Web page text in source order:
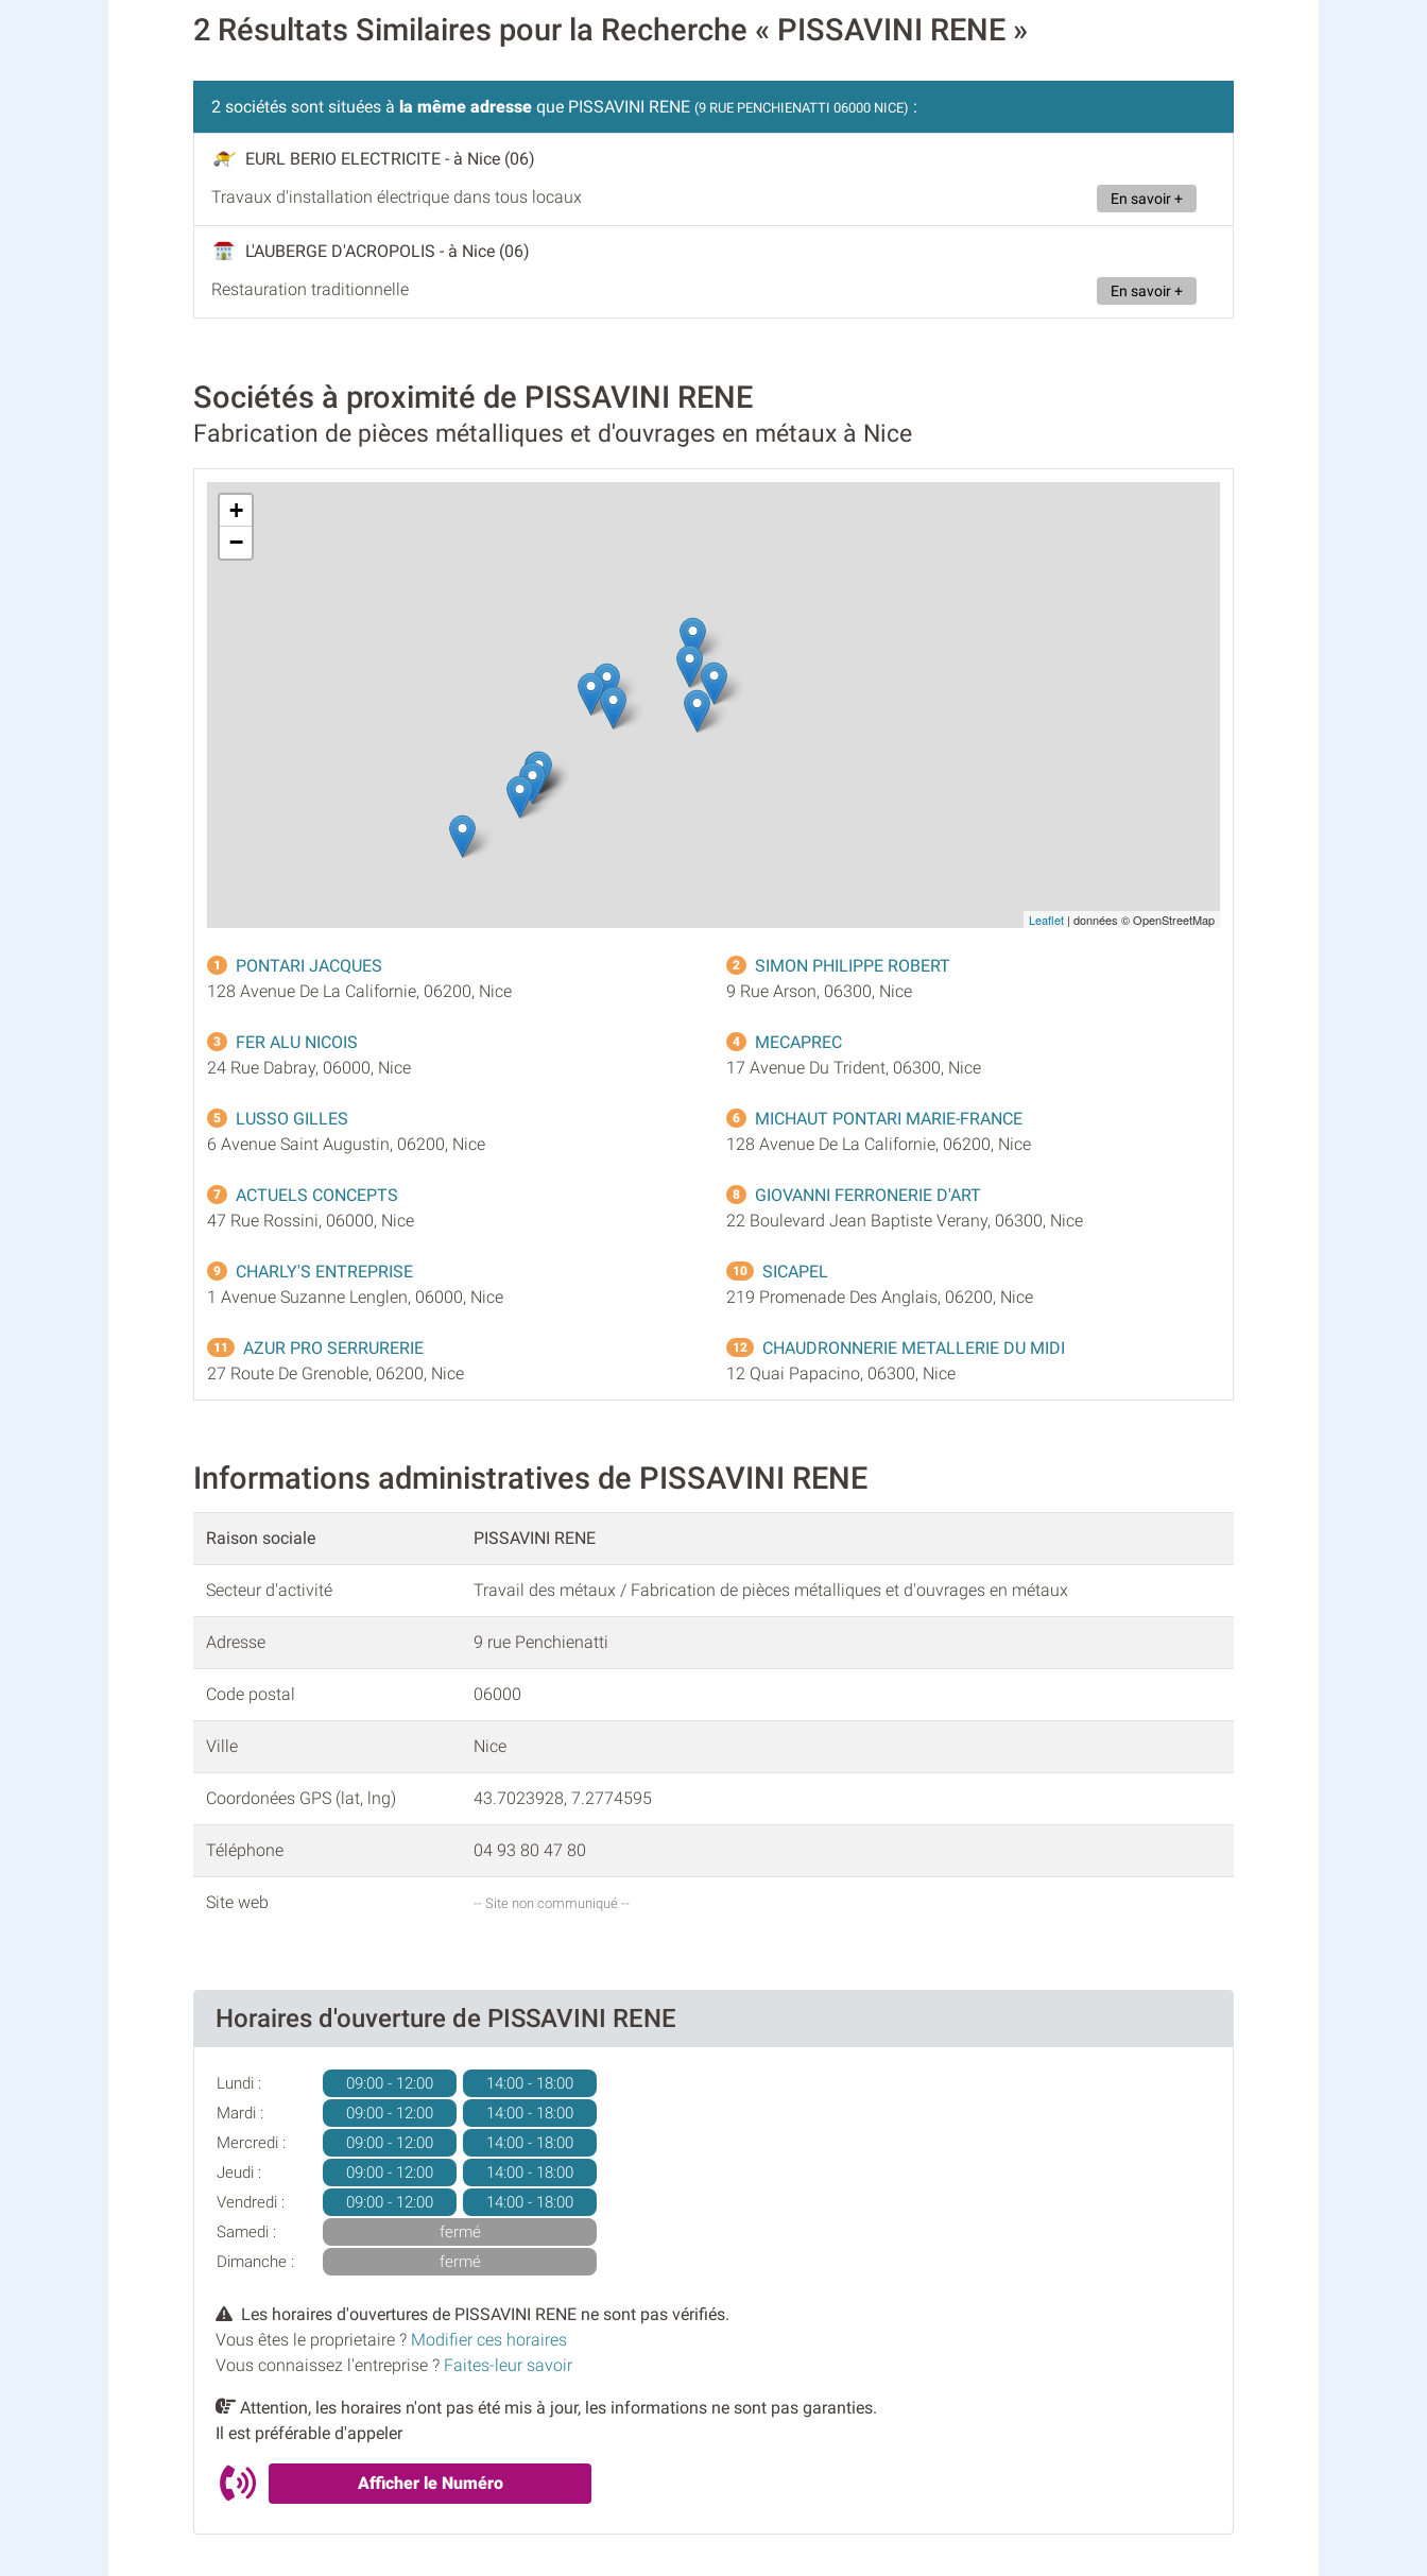
2 Résultats Similaires pour la Recherche « PISSAVINI RENE »
2 sociétés sont situées à la même adresse que PISSAVINI RENE (9 RUE PENCHIENATTI 06000 NICE) :
EURL BERIO ELECTRICITE - à Nice (06)
Travaux d'installation électrique dans tous locaux
En savoir +
L'AUBERGE D'ACROPOLIS - à Nice (06)
Restauration traditionnelle
En savoir +
Sociétés à proximité de PISSAVINI RENE
Fabrication de pièces métalliques et d'ouvrages en métaux à Nice
+
−
Leaflet | données © OpenStreetMap
1
PONTARI JACQUES
128 Avenue De La Californie, 06200, Nice
2
SIMON PHILIPPE ROBERT
9 Rue Arson, 06300, Nice
3
FER ALU NICOIS
24 Rue Dabray, 06000, Nice
4
MECAPREC
17 Avenue Du Trident, 06300, Nice
5
LUSSO GILLES
6 Avenue Saint Augustin, 06200, Nice
6
MICHAUT PONTARI MARIE-FRANCE
128 Avenue De La Californie, 06200, Nice
7
ACTUELS CONCEPTS
47 Rue Rossini, 06000, Nice
8
GIOVANNI FERRONERIE D'ART
22 Boulevard Jean Baptiste Verany, 06300, Nice
9
CHARLY'S ENTREPRISE
1 Avenue Suzanne Lenglen, 06000, Nice
10
SICAPEL
219 Promenade Des Anglais, 06200, Nice
11
AZUR PRO SERRURERIE
27 Route De Grenoble, 06200, Nice
12
CHAUDRONNERIE METALLERIE DU MIDI
12 Quai Papacino, 06300, Nice
Informations administratives de PISSAVINI RENE
Raison sociale PISSAVINI RENE
Secteur d'activité Travail des métaux / Fabrication de pièces métalliques et d'ouvrages en métaux
Adresse 9 rue Penchienatti
Code postal 06000
Ville Nice
Coordonées GPS (lat, lng) 43.7023928, 7.2774595
Téléphone 04 93 80 47 80
Site web -- Site non communiqué --
Horaires d'ouverture de PISSAVINI RENE
Lundi : 09:00 - 12:00
14:00 - 18:00
Mardi :
09:00 - 12:00
14:00 - 18:00
Mercredi :
09:00 - 12:00
14:00 - 18:00
Jeudi :
09:00 - 12:00
14:00 - 18:00
Vendredi :
09:00 - 12:00
14:00 - 18:00
Samedi :
fermé
Dimanche :
fermé
Les horaires d'ouvertures de PISSAVINI RENE ne sont pas vérifiés.
Vous êtes le proprietaire ? Modifier ces horaires
Vous connaissez l'entreprise ? Faites-leur savoir
Attention, les horaires n'ont pas été mis à jour, les informations ne sont pas garanties.
Il est préférable d'appeler
Afficher le Numéro